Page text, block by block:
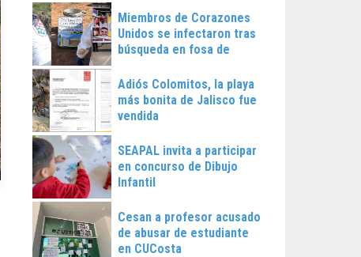
Miembros de Corazones
Unidos se infectaron tras
búsqueda en fosa de
Adiós Colomitos, la playa
más bonita de Jalisco fue
vendida
SEAPAL invita a participar
en concurso de Dibujo
Infantil
Cesan a profesor acusado
de abusar de estudiante
en CUCosta